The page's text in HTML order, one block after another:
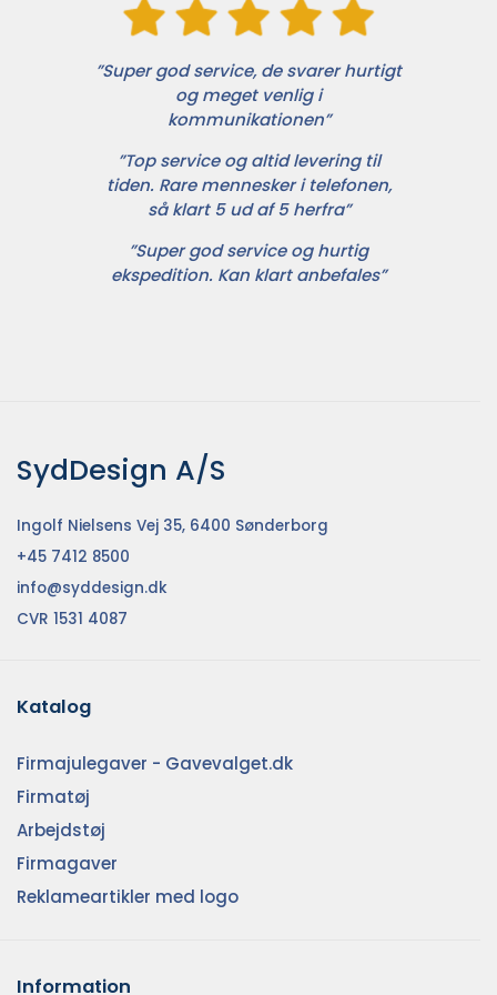
”Super god service, de svarer hurtigt
og meget venlig i
kommunikationen”
”Top service og altid levering til
tiden. Rare mennesker i telefonen,
så klart 5 ud af 5 herfra”
”Super god service og hurtig
ekspedition. Kan klart anbefales”
SydDesign A/S
Ingolf Nielsens Vej 35, 6400 Sønderborg
+45 7412 8500
info@syddesign.dk
CVR 1531 4087
Katalog
Firmajulegaver - Gavevalget.dk
Firmatøj
Arbejdstøj
Firmagaver
Reklameartikler med logo
Information